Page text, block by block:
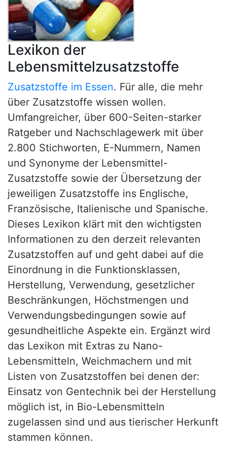
Lexikon der
Lebensmittelzusatzstoffe
Zusatzstoffe im Essen. Für alle, die mehr
über Zusatzstoffe wissen wollen.
Umfangreicher, über 600-Seiten-starker
Ratgeber und Nachschlagewerk mit über
2.800 Stichworten, E-Nummern, Namen
und Synonyme der Lebensmittel-
Zusatzstoffe sowie der Übersetzung der
jeweiligen Zusatzstoffe ins Englische,
Französische, Italienische und Spanische.
Dieses Lexikon klärt mit den wichtigsten
Informationen zu den derzeit relevanten
Zusatzstoffen auf und geht dabei auf die
Einordnung in die Funktionsklassen,
Herstellung, Verwendung, gesetzlicher
Beschränkungen, Höchstmengen und
Verwendungsbedingungen sowie auf
gesundheitliche Aspekte ein. Ergänzt wird
das Lexikon mit Extras zu Nano-
Lebensmitteln, Weichmachern und mit
Listen von Zusatzstoffen bei denen der:
Einsatz von Gentechnik bei der Herstellung
möglich ist, in Bio-Lebensmitteln
zugelassen sind und aus tierischer Herkunft
stammen können.